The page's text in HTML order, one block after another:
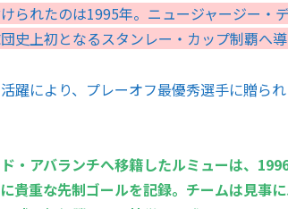
られたのは1995年。ニュージャージー・
史上初となるスタンレー・カップ制覇へ導
躍により、プレーオフ最優秀選手に贈ら
・アバランチへ移籍したルミューは、
貴重な先制ゴールを記録。チームは見事